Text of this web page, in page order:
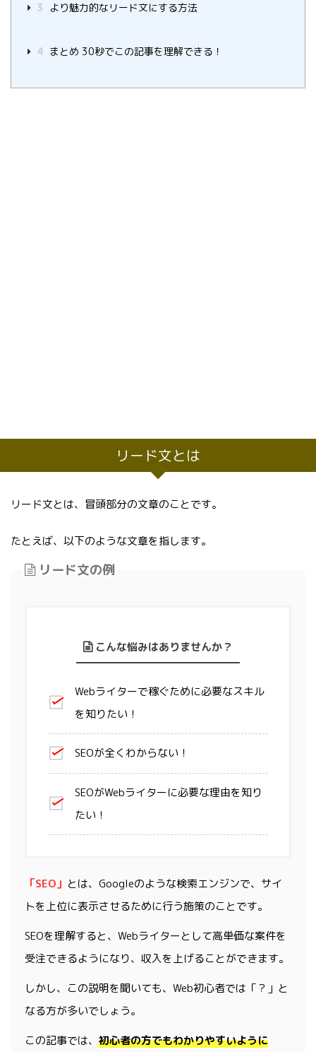
3 より魅力的なリード文にする方法
4 まとめ 30秒でこの記事を理解できる！
リード文とは
リード文とは、冒頭部分の文章のことです。
たとえば、以下のような文章を指します。
リード文の例
こんな悩みはありませんか？
Webライターで稼ぐために必要なスキル
を知りたい！
SEOが全くわからない！
SEOがWebライターに必要な理由を知り
たい！
「SEO」 とは、Googleのような検索エンジンで、サイ
トを上位に表示させるために行う施策のことです。
SEOを理解すると、Webライターとして高単価な案件を
受注できるようになり、収入を上げることができます。
しかし、この説明を聞いても、Web初心者では「？」と
なる方が多いでしょう。
この記事では、 初心者の方でもわかりやすいように